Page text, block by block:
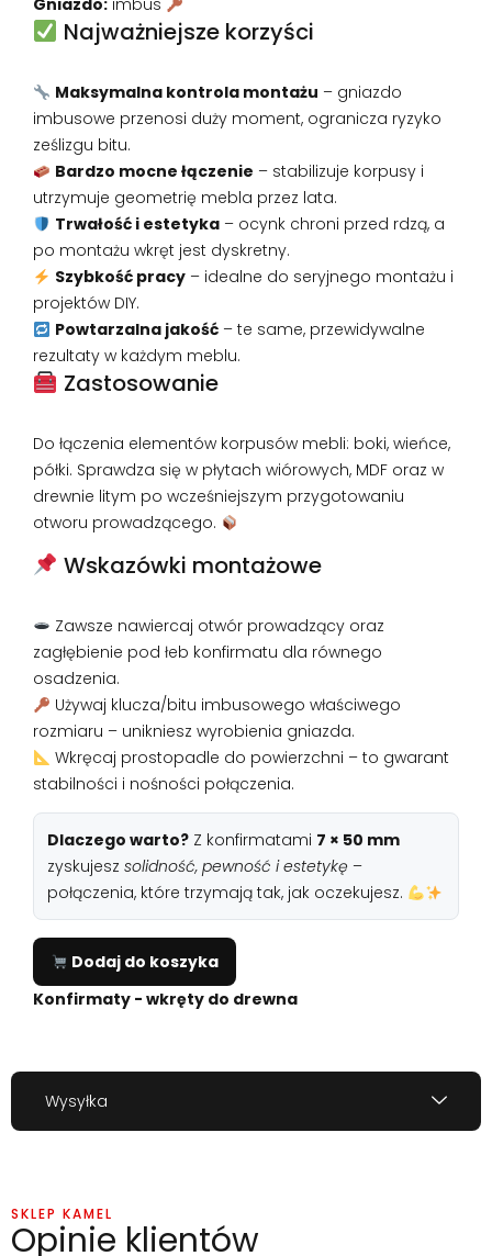
Gniazdo: imbus
Najważniejsze korzyści
Maksymalna kontrola montażu – gniazdo
imbusowe przenosi duży moment, ogranicza ryzyko
ześlizgu bitu.
Bardzo mocne łączenie – stabilizuje korpusy i
utrzymuje geometrię mebla przez lata.
Trwałość i estetyka– ocynk chroni przed rdzą, a
po montażu wkręt jest dyskretny.
Szybkość pracy– idealne do seryjnego montażu i
projektów DIY.
Powtarzalna jakość– te same, przewidywalne
rezultaty w każdym meblu.
Zastosowanie
Do łączenia elementów korpusów mebli: boki, wieńce,
półki. Sprawdza się w płytach wiórowych, MDF oraz w
drewnie litym po wcześniejszym przygotowaniu
otworu prowadzącego.
Wskazówki montażowe
Zawsze nawiercaj otwór prowadzący oraz
zagłębienie pod łeb konfirmatu dla równego
osadzenia.
Używaj klucza/bitu imbusowego właściwego
rozmiaru – unikniesz wyrobienia gniazda.
Wkręcaj prostopadle do powierzchni – to gwarant
stabilności i nośności połączenia.
Dlaczego warto? Z konfirmatami 7 × 50 mm
zyskujesz solidność, pewność i estetykę –
połączenia, które trzymają tak, jak oczekujesz.
Dodaj do koszyka
Konfirmaty - wkręty do drewna
Wysyłka
SKLEP KAMEL
Opinie klientów